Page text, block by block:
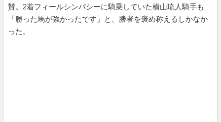
賛。2着フィールシンパシーに騎乗していた横山琉人騎手も
「勝った馬が強かったです」と、勝者を褒め称えるしかなか
った。